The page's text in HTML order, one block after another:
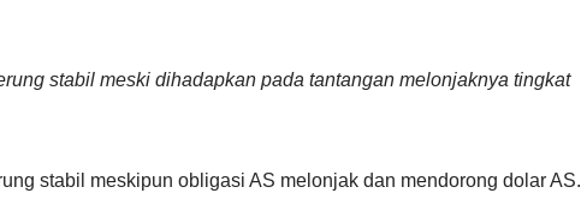
stabil meski dihadapkan pada tantangan melonjaknya tingkat
stabil meskipun obligasi AS melonjak dan mendorong dolar AS.